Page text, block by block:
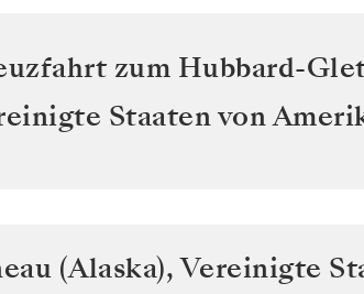
zum Hubbard-
Staaten von
(Alaska),Vereinigte